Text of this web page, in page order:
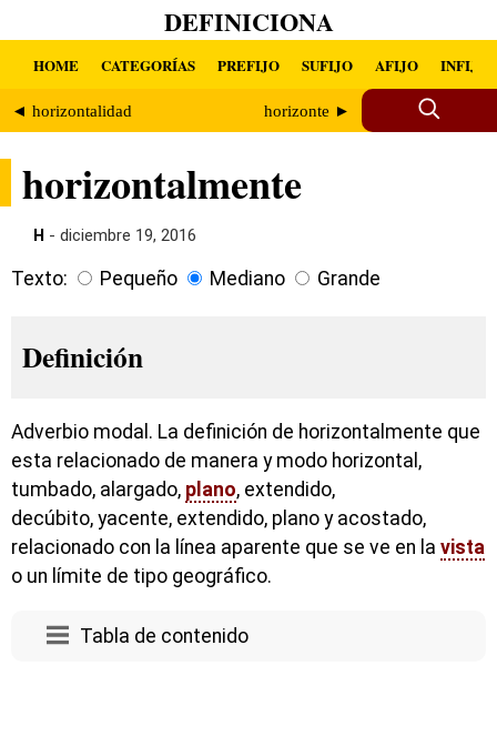
DEFINICIONA
HOME CATEGORÍAS PREFIJO SUFIJO AFIJO INFIJO
◄ horizontalidad horizonte ►
horizontalmente
H - diciembre 19, 2016
Texto: Pequeño Mediano Grande
Definición
Adverbio modal. La definición de horizontalmente que
esta relacionado de manera y modo horizontal,
tumbado, alargado, plano, extendido,
decúbito, yacente, extendido, plano y acostado,
relacionado con la línea aparente que se ve en la vista
o un límite de tipo geográfico.
Tabla de contenido